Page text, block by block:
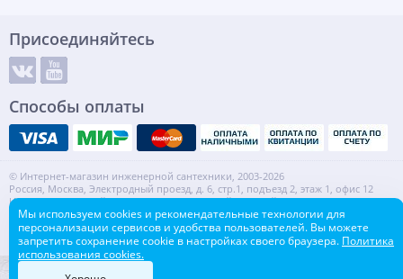
Присоединяйтесь
Способы оплаты
© Интернет-магазин инженерной сантехники, 2003-2026
Россия, Москва, Электродный проезд, д. 6, стр.1, подъезд 2, этаж 1, офис 12
Информация на сайте не является публичной офертой.
ИНН: 7720553918 КПП: 772001001
Контакты Карта сайта
Мы используем cookies и рекомендательные технологии для
персонализации сервисов и удобства пользователей. Вы можете
запретить сохранение cookie в настройках своего браузера. Политика
использования cookies.